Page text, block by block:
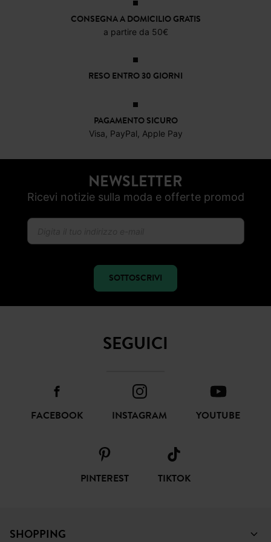
CONSEGNA A DOMICILIO GRATIS
a partire da 50€
RESO ENTRO 30 GIORNI
PAGAMENTO SICURO
Visa, PayPal, Apple Pay
NEWSLETTER
Ricevi notizie sulla moda e offerte promod
SOTTOSCRIVI
SEGUICI
FACEBOOK INSTAGRAM YOUTUBE
PINTEREST TIKTOK
SHOPPING